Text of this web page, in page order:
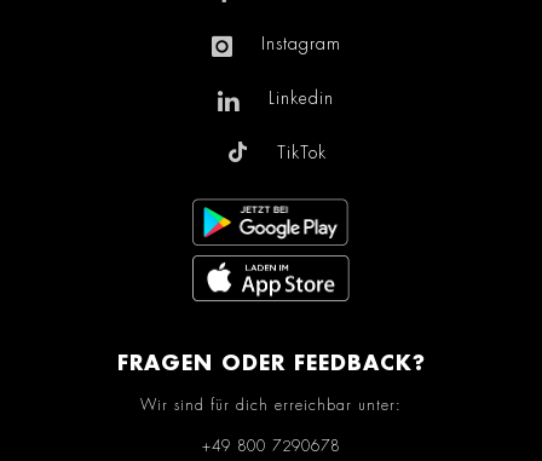
Instagram
Linkedin
TikTok
FRAGEN ODER FEEDBACK?
Wir sind für dich erreichbar unter:
+49 800 7290678